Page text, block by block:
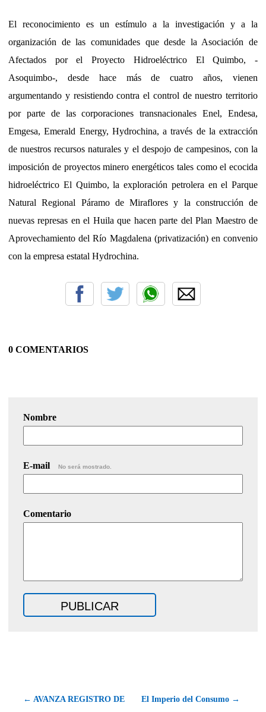
El reconocimiento es un estímulo a la investigación y a la
organización de las comunidades que desde la Asociación de
Afectados por el Proyecto Hidroeléctrico El Quimbo, -
Asoquimbo-, desde hace más de cuatro años, vienen
argumentando y resistiendo contra el control de nuestro territorio
por parte de las corporaciones transnacionales Enel, Endesa,
Emgesa, Emerald Energy, Hydrochina, a través de la extracción
de nuestros recursos naturales y el despojo de campesinos, con la
imposición de proyectos minero energéticos tales como el ecocida
hidroeléctrico El Quimbo, la exploración petrolera en el Parque
Natural Regional Páramo de Miraflores y la construcción de
nuevas represas en el Huila que hacen parte del Plan Maestro de
Aprovechamiento del Río Magdalena (privatización) en convenio
con la empresa estatal Hydrochina.
0 COMENTARIOS
Nombre
E-mail No será mostrado.
Comentario
← AVANZA REGISTRO DE
El Imperio del Consumo →